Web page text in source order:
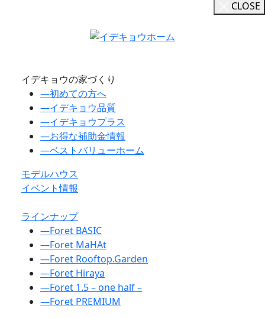
CLOSE
イデキョウの家づくり
―初めての方へ
―イデキョウ品質
―イデキョウプラス
―お得な補助金情報
―ベストバリューホーム
モデルハウス
イベント情報
ラインナップ
―Foret BASIC
―Foret MaHAt
―Foret Rooftop.Garden
―Foret Hiraya
―Foret 1.5 – one half –
―Foret PREMIUM